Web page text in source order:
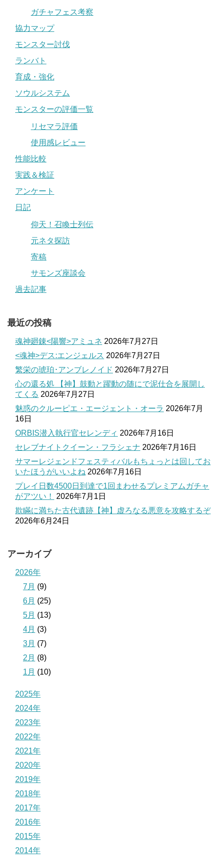
ガチャフェス考察
協力マップ
モンスター討伐
ランバト
育成・強化
ソウルシステム
モンスターの評価一覧
リセマラ評価
使用感レビュー
性能比較
実践＆検証
アンケート
日記
仰天！召喚士列伝
元ネタ探訪
寄稿
サモンズ座談会
過去記事
最近の投稿
魂神廻錬<陽響>アミュネ 2026年7月27日
<魂神>デス:エンジェルス 2026年7月27日
繁栄の琥珀･アンブレノイド 2026年7月27日
心の還る処 【神】鼓動と躍動の随にで泥仕合を展開し
てくる 2026年7月27日
魅惑のクルーピエ・エージェント・オーラ 2026年7月
16日
ORBIS潜入執行官セレンディ 2026年7月16日
セレブナイトクイーン・フラシェナ 2026年7月16日
サマーレジェンドフェスティバルもちょっとは回してお
いたほうがいいよね 2026年7月16日
プレイ日数4500日到達で1回まわせるプレミアムガチャ
がアツい！
2026年7月1日
欺瞞に満ちた古代遺跡【神】虚ろなる悪意を攻略するぞ
2026年6月24日
アーカイブ
2026年
7月 (9)
6月 (25)
5月 (13)
4月 (3)
3月 (7)
2月 (8)
1月 (10)
2025年
2024年
2023年
2022年
2021年
2020年
2019年
2018年
2017年
2016年
2015年
2014年